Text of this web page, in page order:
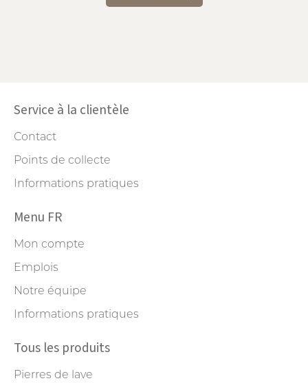
Service à la clientèle
Contact
Points de collecte
Informations pratiques
Menu FR
Mon compte
Emplois
Notre équipe
Informations pratiques
Tous les produits
Pierres de lave